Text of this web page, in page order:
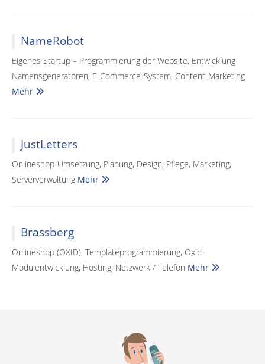
NameRobot
Eigenes Startup – Programmierung der Website, Entwicklung
Namensgeneratoren, E-Commerce-System, Content-Marketing
Mehr
JustLetters
Onlineshop-Umsetzung, Planung, Design, Pflege, Marketing,
Serververwaltung Mehr
Brassberg
Onlineshop (OXID), Templateprogrammierung, Oxid-
Modulentwicklung, Hosting, Netzwerk / Telefon Mehr